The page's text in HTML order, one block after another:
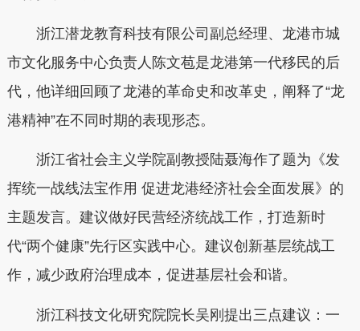
浙江潜龙教育科技有限公司副总经理、龙港市城
市文化服务中心负责人陈文苞是龙港第一代移民的后
代，他详细回顾了龙港的革命史和改革史，阐释了“龙
港精神”在不同时期的表现形态。
浙江省社会主义学院副教授陆聂海作了题为《发
挥统一战线法宝作用 促进龙港经济社会全面发展》的
主题发言。建议做好民营经济统战工作，打造新时
代“两个健康”先行区实践中心。建议创新基层统战工
作，减少政府治理成本，促进基层社会和谐。
浙江科技文化研究院院长吴刚提出三点建议：一